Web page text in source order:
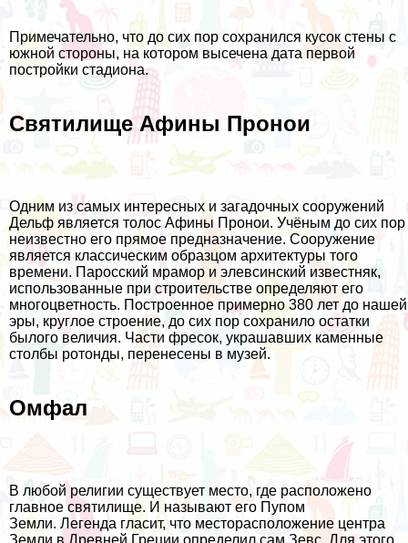
Примечательно, что до сих пор сохранился кусок стены с
южной стороны, на котором высечена дата первой
постройки стадиона.
Святилище Афины Пронои
Одним из самых интересных и загадочных сооружений
Дельф является толос Афины Пронои. Учёным до сих пор
неизвестно его прямое предназначение. Сооружение
является классическим образцом архитектуры того
времени. Паросский мрамор и элевсинский известняк,
использованные при строительстве определяют его
многоцветность. Построенное примерно 380 лет до нашей
эры, круглое строение, до сих пор сохранило остатки
былого величия. Части фресок, украшавших каменные
столбы ротонды, перенесены в музей.
Омфал
В любой религии существует место, где расположено
главное святилище. И называют его Пупом
Земли. Легенда гласит, что месторасположение центра
Земли в Древней Греции определил сам Зевс. Для этого